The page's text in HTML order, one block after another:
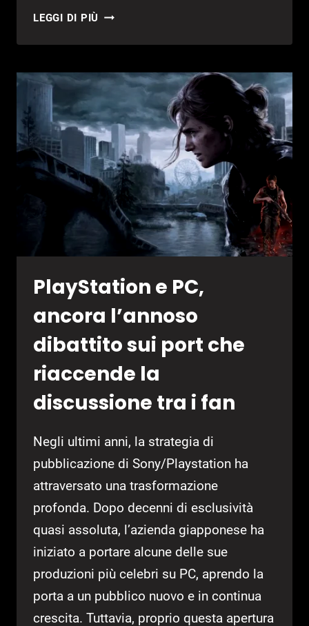
LEGGI DI PIÙ SOLATERIA
PlayStation e PC,
ancora l’annoso
dibattito sui port che
riaccende la
discussione tra i fan
Negli ultimi anni, la strategia di
pubblicazione di Sony/Playstation ha
attraversato una trasformazione
profonda. Dopo decenni di esclusività
quasi assoluta, l’azienda giapponese ha
iniziato a portare alcune delle sue
produzioni più celebri su PC, aprendo la
porta a un pubblico nuovo e in continua
crescita. Tuttavia, proprio questa apertura